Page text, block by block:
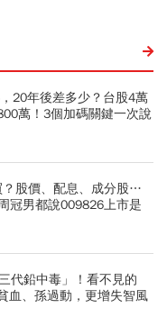
20年後差多少？台股4萬
萬！3個加碼關鍵一次說
？股價、配息、成分股…
冠男都說009826上市是
代鉛中毒」！看不見的
血、孫過動，更增失智風